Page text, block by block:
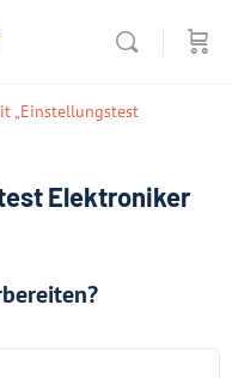
„Einstellungstest
Elektroniker